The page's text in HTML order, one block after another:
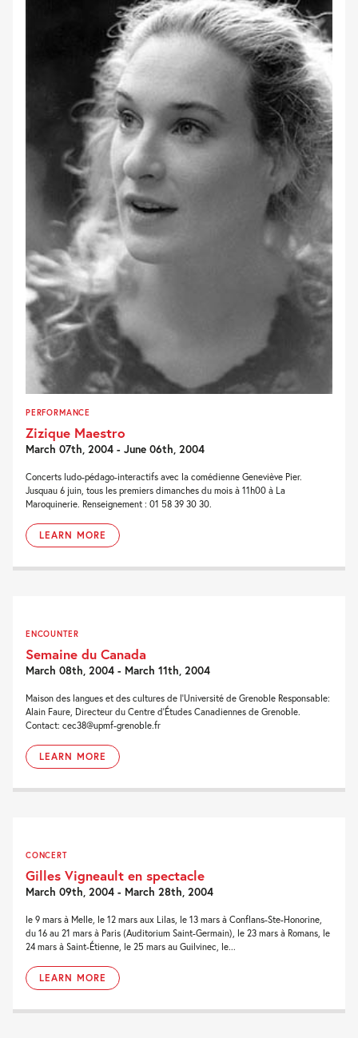
PERFORMANCE
Zizique Maestro
March 07th, 2004 - June 06th, 2004
Concerts ludo-pédago-interactifs avec la comédienne Geneviève Pier.
Jusquau 6 juin, tous les premiers dimanches du mois à 11h00 à La
Maroquinerie. Renseignement : 01 58 39 30 30.
LEARN MORE
ENCOUNTER
Semaine du Canada
March 08th, 2004 - March 11th, 2004
Maison des langues et des cultures de l’Université de Grenoble Responsable:
Alain Faure, Directeur du Centre d’Études Canadiennes de Grenoble.
Contact: cec38@upmf-grenoble.fr
LEARN MORE
CONCERT
Gilles Vigneault en spectacle
March 09th, 2004 - March 28th, 2004
le 9 mars à Melle, le 12 mars aux Lilas, le 13 mars à Conflans-Ste-Honorine,
du 16 au 21 mars à Paris (Auditorium Saint-Germain), le 23 mars à Romans, le
24 mars à Saint-Étienne, le 25 mars au Guilvinec, le...
LEARN MORE